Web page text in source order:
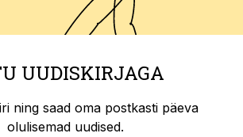
UUDISKIRJAGA
ning saad oma postkasti päeva
olulisemad uudised.